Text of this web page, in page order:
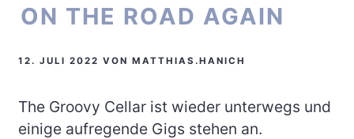
ON THE ROAD AGAIN
12. JULI 2022 VONMATTHIAS.HANICH
The Groovy Cellar ist wieder unterwegs und
einige aufregende Gigs stehen an.